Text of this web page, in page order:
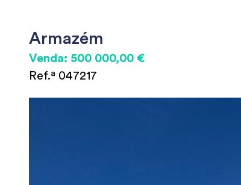
Armazém
Venda: 500 000,00 €
Ref.ª 047217